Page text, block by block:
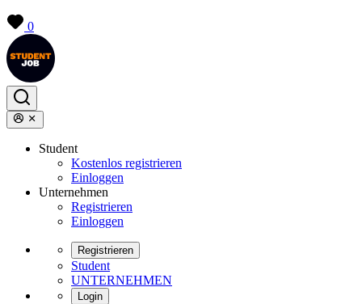
0
Student
Kostenlos registrieren
Einloggen
Unternehmen
Registrieren
Einloggen
Registrieren
Student
UNTERNEHMEN
Login